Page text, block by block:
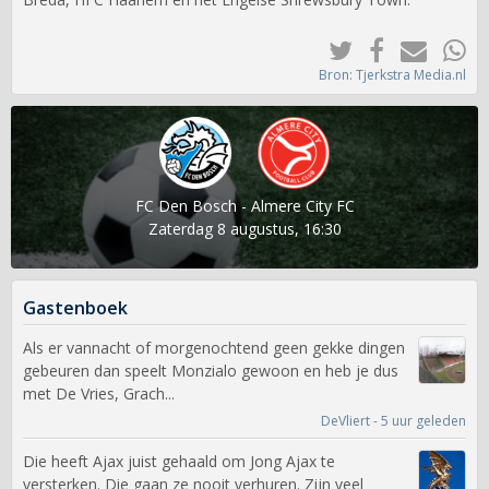
Bron: Tjerkstra Media.nl
FC Den Bosch - Almere City FC
Zaterdag 8 augustus, 16:30
Gastenboek
Als er vannacht of morgenochtend geen gekke dingen
gebeuren dan speelt Monzialo gewoon en heb je dus
met De Vries, Grach...
DeVliert - 5 uur geleden
Die heeft Ajax juist gehaald om Jong Ajax te
versterken. Die gaan ze nooit verhuren. Zijn veel